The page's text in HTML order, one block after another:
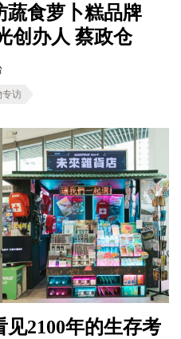
蔬食萝卜糕品牌
办人 蔡政仓
专访
见2100年的生存考